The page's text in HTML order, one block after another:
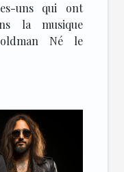
uns qui ont
la musique
Né le